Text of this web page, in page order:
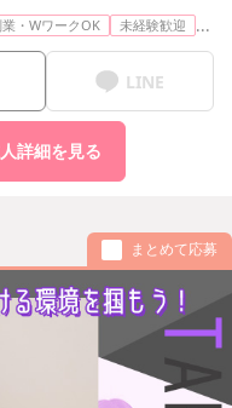
・WワークOK 未経験歓迎 ...
LINE
詳細を見る
まとめて応募